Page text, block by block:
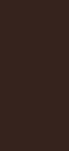
válido, libre,
podrá
niveles de